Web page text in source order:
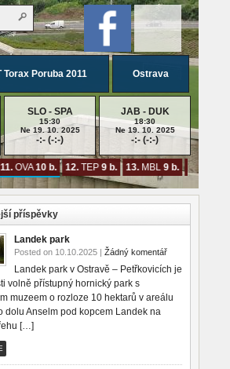
Torax Poruba 2011 Ostrava
SLO - SPA
15:30
Ne 19. 10. 2025
-:- (-:-)
JAB - DUK
18:30
Ne 19. 10. 2025
-:- (-:-)
OVA10 b. 12.TEP9 b. 13.MBL9 b. 14.SLO
příspěvky
Landek park
Posted on 10.10.2025 | Žádný komentář
Landek park v Ostravě – Petřkovicích je
volně přístupný hornický park s
muzeem o rozloze 10 hektarů v areálu
dolu Anselm pod kopcem Landek na
[…]